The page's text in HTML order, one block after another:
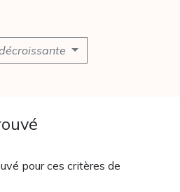
pour ces critères de